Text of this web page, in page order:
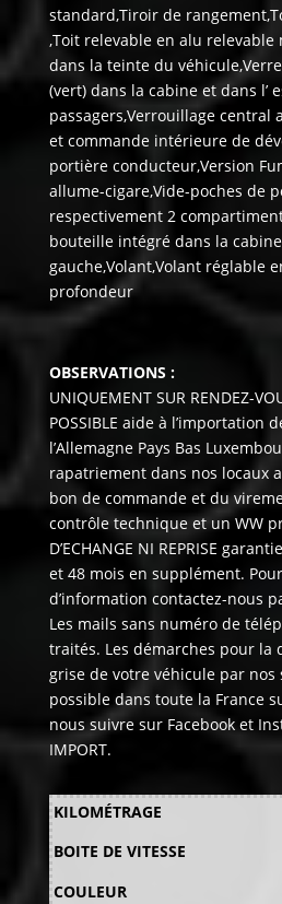
OBSERVATIONS :
UNIQUEMENT SUR RENDEZ-
POSSIBLE aide à l’importation
l’Allemagne Pays Bas
rapatriement dans nos locaux
bon de commande et du
contrôle technique et un WW
D’ECHANGE NI REPRISE
et 48 mois en supplément.
d’information contactez-nous
Les mails sans numéro de
traités. Les démarches pour la
grise de votre véhicule par nos
possible dans toute la France
nous suivre sur Facebook et
IMPORT.
KILOMÉTRAGE
BOITE DE VITESSE
COULEUR